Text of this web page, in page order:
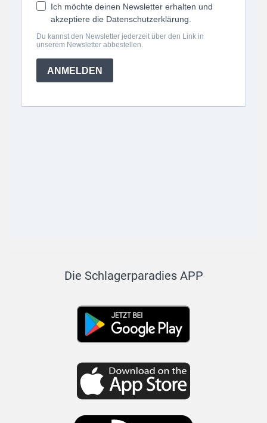
Die Schlagerparadies APP